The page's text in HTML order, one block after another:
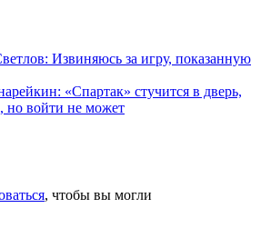
Извиняюсь за игру, показанную
«Спартак» стучится в дверь,
но войти не может
, чтобы вы могли